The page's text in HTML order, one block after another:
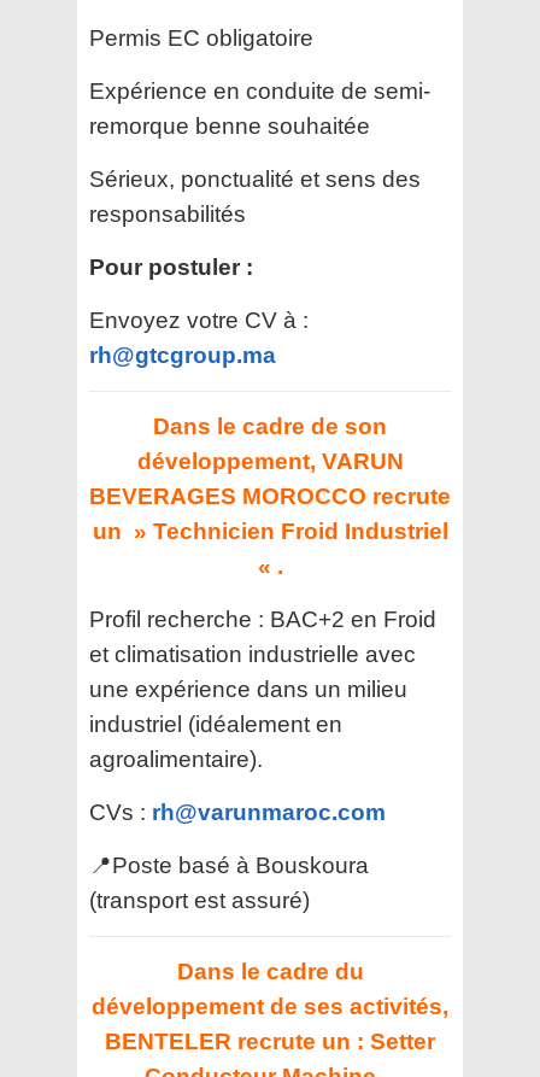
Permis EC obligatoire
Expérience en conduite de semi-
remorque benne souhaitée
Sérieux, ponctualité et sens des
responsabilités
Pour postuler :
Envoyez votre CV à :
rh@gtcgroup.ma
Dans le cadre de son
développement, VARUN
BEVERAGES MOROCCO recrute
un » Technicien Froid Industriel
« .
Profil recherche : BAC+2 en Froid
et climatisation industrielle avec
une expérience dans un milieu
industriel (idéalement en
agroalimentaire).
CVs : rh@varunmaroc.com
📍Poste basé à Bouskoura
(transport est assuré)
Dans le cadre du
développement de ses activités,
BENTELER recrute un : Setter